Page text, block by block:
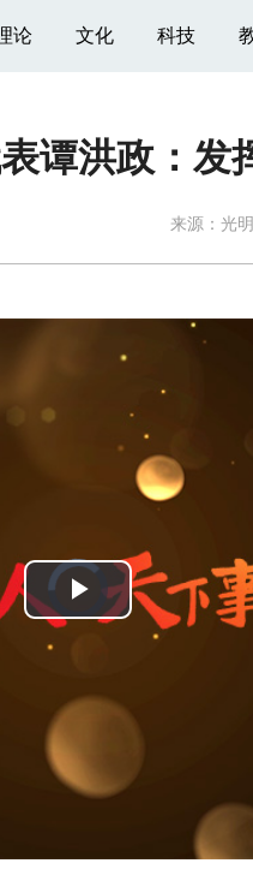
论 文化 科技
谭洪政：发
来源： 光
Video
Player
Play